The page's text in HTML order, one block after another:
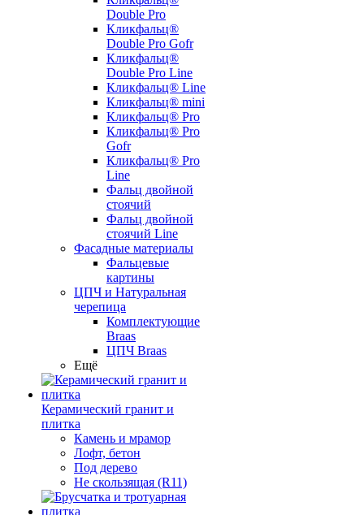
Double Pro
Кликфальц®
Double Pro Gofr
Кликфальц®
Double Pro Line
Кликфальц® Line
Кликфальц® mini
Кликфальц® Pro
Кликфальц® Pro
Gofr
Кликфальц® Pro
Line
Фальц двойной
стоячий
Фальц двойной
стоячий Line
Фасадные материалы
Фальцевые
картины
ЦПЧ и Натуральная
черепица
Комплектующие
Braas
ЦПЧ Braas
Ещё
Керамический гранит и
плитка
Камень и мрамор
Лофт, бетон
Под дерево
Не скользящая (R11)